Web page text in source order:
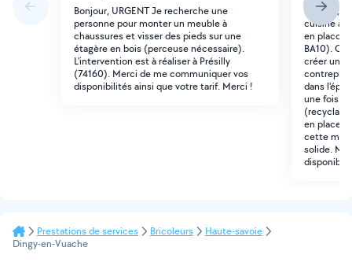
Bonjour, URGENT Je recherche une
personne pour monter un meuble à
chaussures et visser des pieds sur une
étagère en bois (perceuse nécessaire).
L'intervention est à réaliser à Présilly
(74160). Merci de me communiquer vos
disponibilités ainsi que votre tarif. Merci !
Bonjour,
cuisine à
en placo
BA10).
créer un
dans
une fois
en place.
cette
solide.
Prestations de services Bricoleurs
Haute-savoie
Dingy-en-Vuache